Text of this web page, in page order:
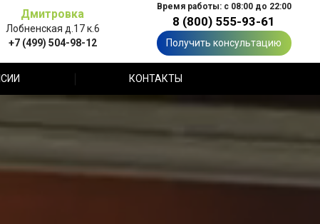
Дмитровка
Лобненская д.17 к.6
+7 (499) 504-98-12
Время работы: с 08:00 до 22:00
8 (800) 555-93-61
Получить консультацию
КОНТАКТЫ